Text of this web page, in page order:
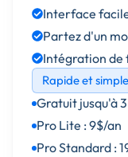
Interface
Partez d'un
Intégration de
Rapide et simple
Gratuit jusqu'à
Pro Lite : 9$/an
Pro Standard :